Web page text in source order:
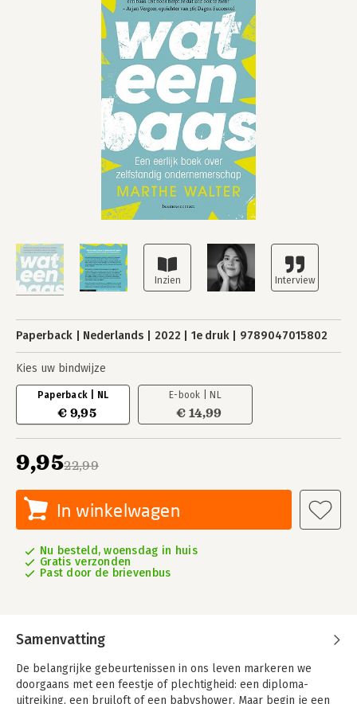
Paperback Nederlands 2022 1e druk 9789047015802
Kies uw bindwijze
Paperback | NL
€ 9,95
E-book | NL
€ 14,99
22,99
9,95
In winkelwagen
Nu besteld, woensdag in huis
Gratis verzonden
Past door de brievenbus
Samenvatting
De belangrijke gebeurtenissen in ons leven markeren we
doorgaans met een feestje of plechtigheid: een diploma-
uitreiking, een bruiloft of een babyshower. Maar begin je een